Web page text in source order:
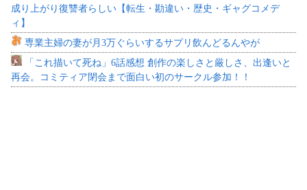
成り上がり復讐者らしい【転生・勘違い・歴史・ギャグコメデ
ィ】
専業主婦の妻が月3万ぐらいするサプリ飲んどるんやが
「これ描いて死ね」6話感想 創作の楽しさと厳しさ、出逢いと
再会。コミティア閉会まで面白い初のサークル参加！！